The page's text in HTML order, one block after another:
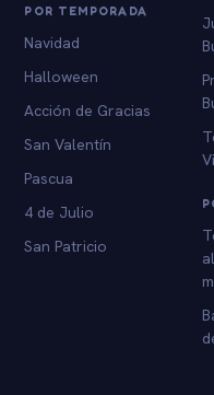
POR TEMPORADA
Navidad
Halloween
Acción de Gracias
San Valentín
Pascua
4 de Julio
San Patricio